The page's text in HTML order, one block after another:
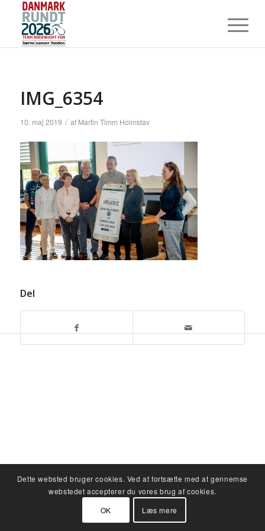
IMG_6354
10. maj 2019 / af Martin Timm Holmstav
Del
Dette websted bruger cookies. Ved at fortsætte med at gennemse
webstedet accepterer du vores brug af cookies.
OK
Læs mere